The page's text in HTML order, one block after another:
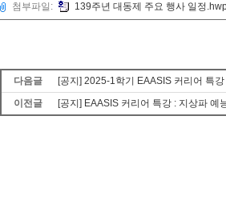
첨부파일: 139주년 대동제 주요 행사 일정
다음글
[공지] 2025-1학기 EAASIS 커리어 특
이전글
[공지] EAASIS 커리어 특강 : 지상파 예